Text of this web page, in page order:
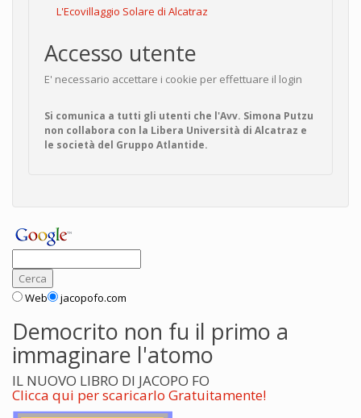
L'Ecovillaggio Solare di Alcatraz
Accesso utente
E' necessario accettare i cookie per effettuare il login
Si comunica a tutti gli utenti che l'Avv. Simona Putzu
non collabora con la Libera Università di Alcatraz e
le società del Gruppo Atlantide.
Web jacopofo.com
Democrito non fu il primo a
immaginare l'atomo
IL NUOVO LIBRO DI JACOPO FO
Clicca qui per scaricarlo Gratuitamente!